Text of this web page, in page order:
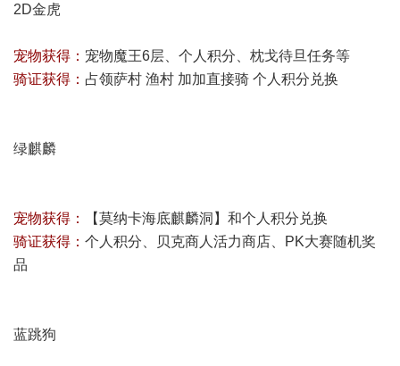
2D金虎
宠物获得： 宠物魔王6层、个人积分、枕戈待旦任务等
骑证获得： 占领萨村 渔村 加加直接骑 个人积分兑换
绿麒麟
宠物获得：
【莫纳卡海底麒麟洞】和个人积分兑换
骑证获得： 个人积分、贝克商人活力商店、PK大赛随机奖
品
蓝跳狗